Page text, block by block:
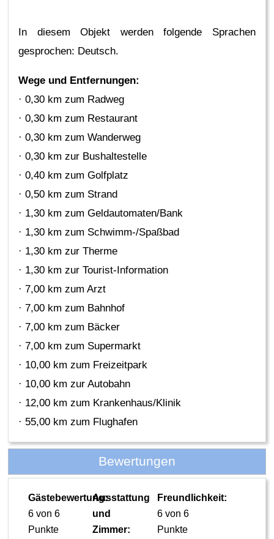
In diesem Objekt werden folgende Sprachen
gesprochen: Deutsch.
Wege und Entfernungen:
· 0,30 km zum Radweg
· 0,30 km zum Restaurant
· 0,30 km zum Wanderweg
· 0,30 km zur Bushaltestelle
· 0,40 km zum Golfplatz
· 0,50 km zum Strand
· 1,30 km zum Geldautomaten/Bank
· 1,30 km zum Schwimm-/Spaßbad
· 1,30 km zur Therme
· 1,30 km zur Tourist-Information
· 7,00 km zum Arzt
· 7,00 km zum Bahnhof
· 7,00 km zum Bäcker
· 7,00 km zum Supermarkt
· 10,00 km zum Freizeitpark
· 10,00 km zur Autobahn
· 12,00 km zum Krankenhaus/Klinik
· 55,00 km zum Flughafen
Bewertungen
Gästebewertung:
6 von 6
Punkte
Ausstattung
und
Zimmer:
Freundlichkeit:
6 von 6
Punkte